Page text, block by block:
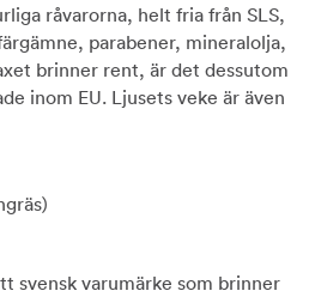
råvarorna, helt fria från SLS,
parabener, mineralolja,
brinner rent, är det dessutom
inom EU. Ljusets veke är även
svensk varumärke som brinner